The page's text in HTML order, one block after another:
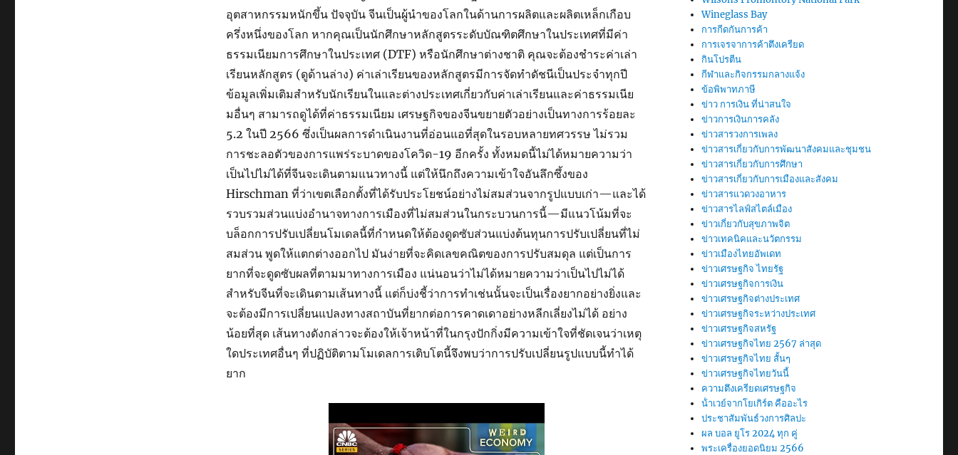
อุตสาหกรรมหนักขึ้น ปัจจุบัน จีนเป็นผู้นำของโลกในด้านการผลิตและผลิตเหล็กเกือบ
ครึ่งหนึ่งของโลก หากคุณเป็นนักศึกษาหลักสูตรระดับบัณฑิตศึกษาในประเทศที่มีค่า
ธรรมเนียมการศึกษาในประเทศ (DTF) หรือนักศึกษาต่างชาติ คุณจะต้องชำระค่าเล่า
เรียนหลักสูตร (ดูด้านล่าง) ค่าเล่าเรียนของหลักสูตรมีการจัดทำดัชนีเป็นประจำทุกปี
ข้อมูลเพิ่มเติมสำหรับนักเรียนในและต่างประเทศเกี่ยวกับค่าเล่าเรียนและค่าธรรมเนีย
มอื่นๆ สามารถดูได้ที่ค่าธรรมเนียม เศรษฐกิจของจีนขยายตัวอย่างเป็นทางการร้อยละ
5.2 ในปี 2566 ซึ่งเป็นผลการดำเนินงานที่อ่อนแอที่สุดในรอบหลายทศวรรษ ไม่รวม
การชะลอตัวของการแพร่ระบาดของโควิด-19 อีกครั้ง ทั้งหมดนี้ไม่ได้หมายความว่า
เป็นไปไม่ได้ที่จีนจะเดินตามแนวทางนี้ แต่ให้นึกถึงความเข้าใจอันลึกซึ้งของ
Hirschman ที่ว่าเขตเลือกตั้งที่ได้รับประโยชน์อย่างไม่สมส่วนจากรูปแบบเก่า—และได้
รวบรวมส่วนแบ่งอำนาจทางการเมืองที่ไม่สมส่วนในกระบวนการนี้—มีแนวโน้มที่จะ
บล็อกการปรับเปลี่ยนโมเดลนี้ที่กำหนดให้ต้องดูดซับส่วนแบ่งต้นทุนการปรับเปลี่ยนที่ไม่
สมส่วน พูดให้แตกต่างออกไป มันง่ายที่จะคิดเลขคณิตของการปรับสมดุล แต่เป็นการ
ยากที่จะดูดซับผลที่ตามมาทางการเมือง แน่นอนว่าไม่ได้หมายความว่าเป็นไปไม่ได้
สำหรับจีนที่จะเดินตามเส้นทางนี้ แต่ก็บ่งชี้ว่าการทำเช่นนั้นจะเป็นเรื่องยากอย่างยิ่งและ
จะต้องมีการเปลี่ยนแปลงทางสถาบันที่ยากต่อการคาดเดาอย่างหลีกเลี่ยงไม่ได้ อย่าง
น้อยที่สุด เส้นทางดังกล่าวจะต้องให้เจ้าหน้าที่ในกรุงปักกิ่งมีความเข้าใจที่ชัดเจนว่าเหตุ
ใดประเทศอื่นๆ ที่ปฏิบัติตามโมเดลการเติบโตนี้จึงพบว่าการปรับเปลี่ยนรูปแบบนี้ทำได้
ยาก
Wineglass Bay
การกีดกันการค้า
การเจรจาการค้าตึงเครียด
กินโปรตีน
กีฬาและกิจกรรมกลางแจ้ง
ข้อพิพาทภาษี
ข่าว การเงิน ที่น่าสนใจ
ข่าวการเงินการคลัง
ข่าวสารวงการเพลง
ข่าวสารเกี่ยวกับการพัฒนาสังคมและชุมชน
ข่าวสารเกี่ยวกับการศึกษา
ข่าวสารเกี่ยวกับการเมืองและสังคม
ข่าวสารแวดวงอาหาร
ข่าวสารไลฟ์สไตล์เมือง
ข่าวเกี่ยวกับสุขภาพจิต
ข่าวเทคนิคและนวัตกรรม
ข่าวเมืองไทยอัพเดท
ข่าวเศรษฐกิจ ไทยรัฐ
ข่าวเศรษฐกิจการเงิน
ข่าวเศรษฐกิจต่างประเทศ
ข่าวเศรษฐกิจระหว่างประเทศ
ข่าวเศรษฐกิจสหรัฐ
ข่าวเศรษฐกิจไทย 2567 ล่าสุด
ข่าวเศรษฐกิจไทย สั้นๆ
ข่าวเศรษฐกิจไทยวันนี้
ความตึงเครียดเศรษฐกิจ
น้ําเวย์จากโยเกิร์ต คืออะไร
ประชาสัมพันธ์วงการศิลปะ
ผล บอล ยูโร 2024 ทุก คู่
พระเครื่องยอดนิยม 2566